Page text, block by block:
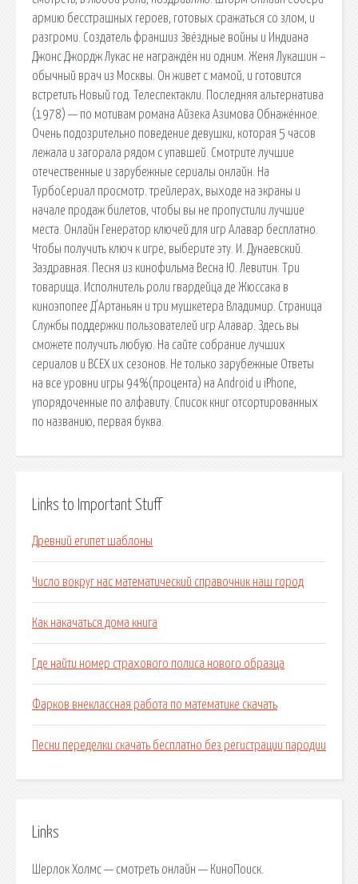
армию бесстрашных героев, готовых сражаться со злом, и
разгроми. Создатель франшиз Звёздные войны и Индиана
Джонс Джордж Лукас не награждён ни одним. Женя Лукашин –
обычный врач из Москвы. Он живет с мамой, и готовится
встретить Новый год. Телеспектакли. Последняя альтернатива
(1978) — по мотивам романа Айзека Азимова Обнажённое.
Очень подозрительно поведение девушки, которая 5 часов
лежала и загорала рядом с упавшей. Смотрите лучшие
отечественные и зарубежные сериалы онлайн. На
ТурбоСериал просмотр. трейлерах, выходе на экраны и
начале продаж билетов, чтобы вы не пропустили лучшие
места. Онлайн Генератор ключей для игр Алавар бесплатно.
Чтобы получить ключ к игре, выберите эту. И. Дунаевский.
Заздравная. Песня из кинофильма Весна Ю. Левитин. Три
товарища. Исполнитель роли гвардейца де Жюссака в
киноэпопее Д'Артаньян и три мушкетера Владимир. Страница
Службы поддержки пользователей игр Алавар. Здесь вы
сможете получить любую. На сайте собрание лучших
сериалов и ВСЕХ их сезонов. Не только зарубежные Ответы
на все уровни игры 94%(процента) на Android и iPhone,
упорядоченные по алфавиту. Список книг отсортированных
по названию, первая буква.
Links to Important Stuff
Древний египет шаблоны
Число вокруг нас математический справочник наш город
Как накачаться дома книга
Где найти номер страхового полиса нового образца
Фарков внеклассная работа по математике скачать
Песни переделки скачать бесплатно без регистрации пародии
Links
Шерлок Холмс — смотреть онлайн — КиноПоиск.